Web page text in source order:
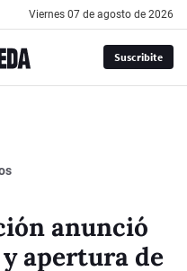
viernes 07 de agosto de 2026
Suscribite
anunció
apertura de